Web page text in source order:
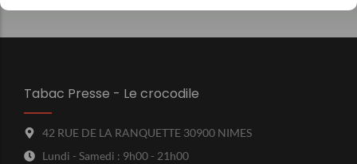
Tabac Presse - Le crocodile
42 RUE DE LA RANQUETTE 30900 NIMES
Lundi - Samedi : 9h00 - 21h00